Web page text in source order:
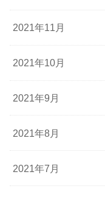
2021年11月
2021年10月
2021年9月
2021年8月
2021年7月